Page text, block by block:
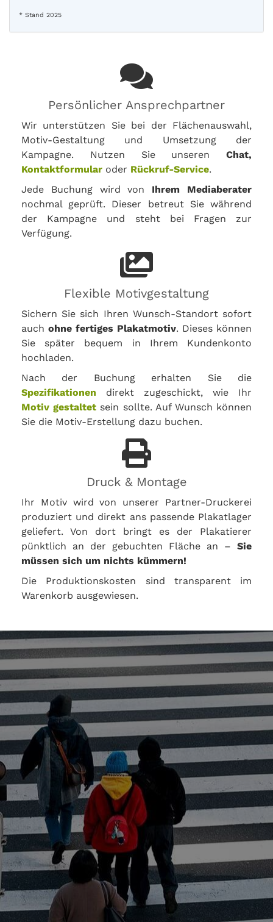
* Stand 2025
Persönlicher Ansprechpartner
Wir unterstützen Sie bei der Flächenauswahl,
Motiv-Gestaltung und Umsetzung der
Kampagne. Nutzen Sie unseren Chat,
Kontaktformular oder Rückruf-Service.
Jede Buchung wird von Ihrem Mediaberater
nochmal geprüft. Dieser betreut Sie während
der Kampagne und steht bei Fragen zur
Verfügung.
Flexible Motivgestaltung
Sichern Sie sich Ihren Wunsch-Standort sofort
auch ohne fertiges Plakatmotiv. Dieses können
Sie später bequem in Ihrem Kundenkonto
hochladen.
Nach der Buchung erhalten Sie die
Spezifikationen direkt zugeschickt, wie Ihr
Motiv gestaltet sein sollte. Auf Wunsch können
Sie die Motiv-Erstellung dazu buchen.
Druck & Montage
Ihr Motiv wird von unserer Partner-Druckerei
produziert und direkt ans passende Plakatlager
geliefert. Von dort bringt es der Plakatierer
pünktlich an der gebuchten Fläche an – Sie
müssen sich um nichts kümmern!
Die Produktionskosten sind transparent im
Warenkorb ausgewiesen.